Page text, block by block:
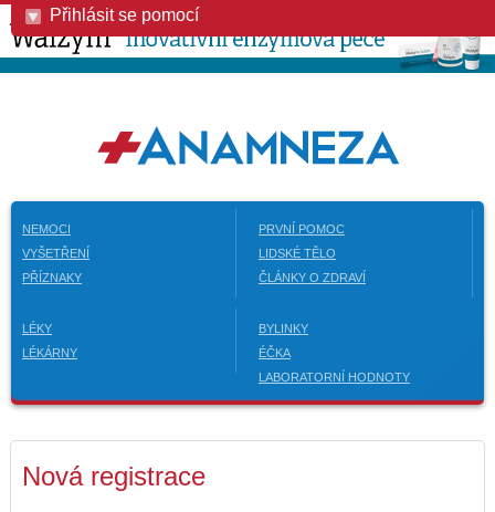
Přihlásit se pomocí
NEMOCI
VYŠETŘENÍ
PŘÍZNAKY
PRVNÍ POMOC
LIDSKÉ TĚLO
ČLÁNKY O ZDRAVÍ
LÉKY
LÉKÁRNY
BYLINKY
ÉČKA
LABORATORNÍ HODNOTY
Nová registrace